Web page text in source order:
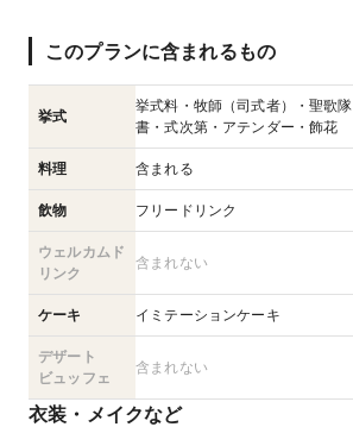
このプランに含まれるもの
挙式
挙式料・牧師（司式者）・聖歌
書・式次第・アテンダー・飾花
料理 含まれる
飲物 フリードリンク
ウェルカムド
リンク
含まれない
ケーキ イミテーションケーキ
デザート
ビュッフェ
含まれない
衣装・メイクなど